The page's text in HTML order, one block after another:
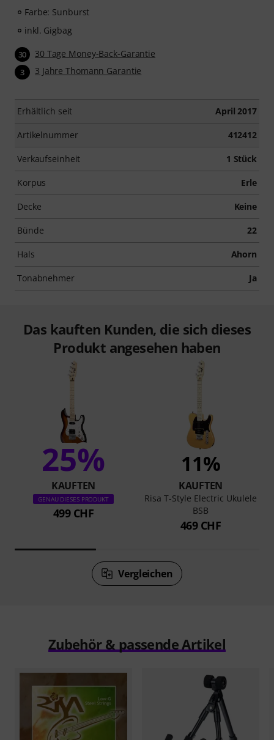
Farbe: Sunburst
inkl. Gigbag
30 30 Tage Money-Back-Garantie
3 3 Jahre Thomann Garantie
Erhältlich seit April 2017
Artikelnummer 412412
Verkaufseinheit 1 Stück
Korpus Erle
Decke Keine
Bünde 22
Hals Ahorn
Tonabnehmer Ja
Das kauften Kunden, die sich dieses
Produkt angesehen haben
25%
KAUFTEN
GENAU DIESES PRODUKT
499 CHF
11%
KAUFTEN
Risa T-Style Electric Ukulele
BSB
469 CHF
Vergleichen
Zubehör & passende Artikel